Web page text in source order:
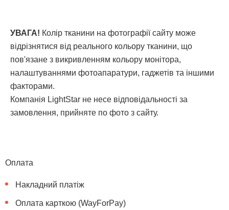
УВАГА! Колір тканини на фотографії сайту може
відрізнятися від реального кольору тканини, що
пов'язане з викривленням кольору монітора,
налаштуваннями фотоапаратури, гаджетів та іншими
факторами.
Компанія LightStar не несе відповідальності за
замовлення, прийняте по фото з сайту.
Оплата
Накладний платіж
Оплата карткою (WayForPay)